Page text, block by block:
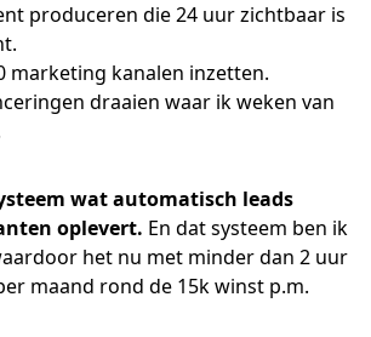
produceren die 24 uur zichtbaar is
marketing kanalen inzetten.
draaien waar ik weken van
wat automatisch leads
oplevert. En dat systeem ben ik
het nu met minder dan 2 uur
maand rond de 15k winst p.m.